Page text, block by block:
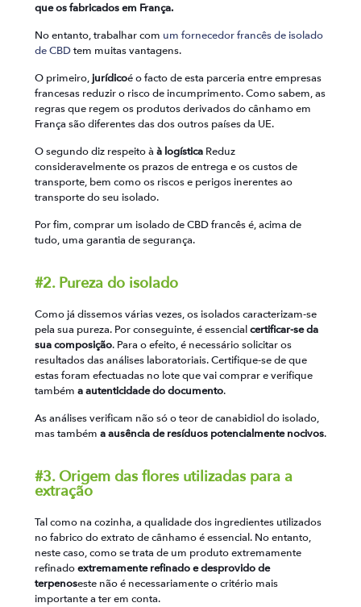
que os fabricados em França.
No entanto, trabalhar com um fornecedor francês de isolado
de CBDtem muitas vantagens.
O primeiro, jurídicoé o facto de esta parceria entre empresas
francesas reduzir o risco de incumprimento. Como sabem, as
regras que regem os produtos derivados do cânhamo em
França são diferentes das dos outros países da UE.
O segundo diz respeito à à logística Reduz
consideravelmente os prazos de entrega e os custos de
transporte, bem como os riscos e perigos inerentes ao
transporte do seu isolado.
Por fim, comprar um isolado de CBD francês é, acima de
tudo, uma garantia de segurança.
#2. Pureza do isolado
Como já dissemos várias vezes, os isolados caracterizam-se
pela sua pureza. Por conseguinte, é essencialcertificar-se da
sua composição. Para o efeito, é necessário solicitar os
resultados das análises laboratoriais. Certifique-se de que
estas foram efectuadas no lote que vai comprar e verifique
também a autenticidade do documento.
As análises verificam não só o teor de canabidiol do isolado,
mas também a ausência de resíduos potencialmente nocivos.
#3. Origem das flores utilizadas para a
extração
Tal como na cozinha, a qualidade dos ingredientes utilizados
no fabrico do extrato de cânhamo é essencial. No entanto,
neste caso, como se trata de um produto extremamente
refinadoextremamente refinado e desprovido de
terpenoseste não é necessariamente o critério mais
importante a ter em conta.